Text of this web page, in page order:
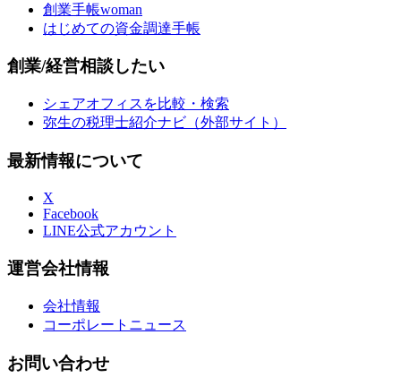
創業手帳woman
はじめての資金調達手帳
創業/経営相談したい
シェアオフィスを比較・検索
弥生の税理士紹介ナビ（外部サイト）
最新情報について
X
Facebook
LINE公式アカウント
運営会社情報
会社情報
コーポレートニュース
お問い合わせ